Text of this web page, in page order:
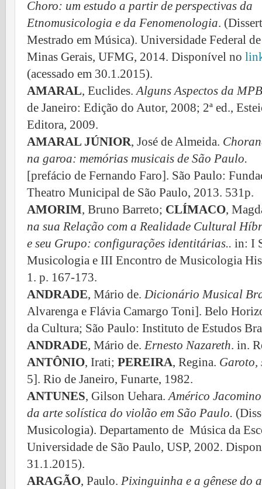
Choro: um estudo a partir de perspectivas da
Etnomusicologia e da Fenomenologia.
Mestrado em Música). Universidade Federal de
Minas Gerais, UFMG, 2014. Disponível no
(acessado em 30.1.2015).
AMARAL, Euclides.Alguns Aspectos da MPB
de Janeiro: Edição do Autor, 2008; 2ª ed.,
Editora, 2009.
AMARAL JÚNIOR, José de Almeida.
na garoa: memórias musicais de São Paulo.
[prefácio de Fernando Faro]. São Paulo:
Theatro Municipal de São Paulo, 2013. 531p.
AMORIM, Bruno Barreto; CLÍMACO,
na sua Relação com a Realidade Cultural
e seu Grupo: configurações identitárias.. in: I
Musicologia e III Encontro de Musicologia
1. p. 167-173.
ANDRADE, Mário de. Dicionário Musical
Alvarenga e Flávia Camargo Toni]. Belo
da Cultura; São Paulo: Instituto de Estudos
ANDRADE, Mário de. Ernesto Nazareth. in.
ANTÔNIO, Irati; PEREIRA, Regina. Garoto,
5]. Rio de Janeiro, Funarte, 1982.
ANTUNES, Gilson Uehara.Américo
da arte solística do violão em São Paulo.
Musicologia). Departamento de Música da
Universidade de São Paulo, USP, 2002.
31.1.2015).
ARAGÃO, Paulo. Pixinguinha e a gênese